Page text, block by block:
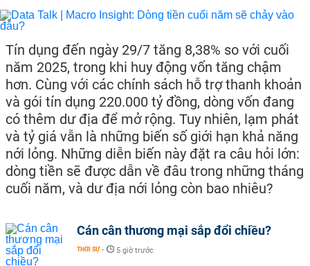
Tín dụng đến ngày 29/7 tăng 8,38% so với cuối
năm 2025, trong khi huy động vốn tăng chậm
hơn. Cùng với các chính sách hỗ trợ thanh khoản
và gói tín dụng 220.000 tỷ đồng, dòng vốn đang
có thêm dư địa để mở rộng. Tuy nhiên, lạm phát
và tỷ giá vẫn là những biến số giới hạn khả năng
nới lỏng. Những diễn biến này đặt ra câu hỏi lớn:
dòng tiền sẽ được dẫn về đâu trong những tháng
cuối năm, và dư địa nới lỏng còn bao nhiêu?
Cán cân thương mại sắp đổi chiều?
THỜI SỰ - 5 giờ trước